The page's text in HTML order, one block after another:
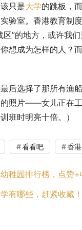
只是大学的跳板，
验室。香港教育制
区”的地方，或许我
想成为怎样的人？
最后选择了那所有渔
照片——女儿正在工
班时明亮十倍。）
看看吧 香港
稚园排行榜，点赞+收藏
有哪些，赶紧收藏！